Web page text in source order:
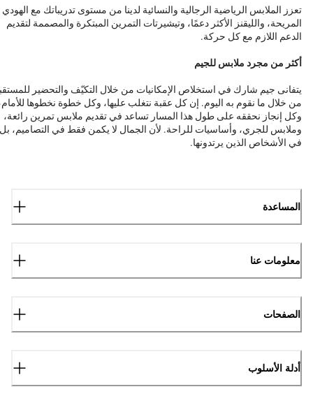
تعزز الملابس الرياضية الرجالية والنسائية لدينا من مستوى تدريباتك مع الهودي
المريحة، والليقنز الأكثر دعمًا، وتيشيرتات التمرين المبتكرة والمصممة لتقديم
الدعم اللازم مع كل حركة.
أكثر من مجرد ملابس للجيم
يتفانى جيم شارك في استخلاص الإمكانيات من خلال التكيّف والتحضير
من خلال ما نقوم به اليوم. إن كل عقبة نتغلب عليها، وكل خطوة نخطوها
وكل إنجاز نحققه على طول هذا المسار تساعد في تقديم ملابس تمرين رائعة،
وملابس للجري، وأساسيات للراحة. لأن الجمال لا يكمن فقط في التصاميم، بل
في الأشخاص الذين يرتدونها.
المساعدة
معلومات عنا
الصفحات
أدلة الأسلوب